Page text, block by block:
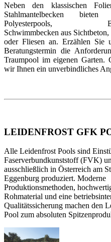
Neben den klassischen
Stahlmantelbecken
Polyesterpools,
Schwimmbecken aus
oder Fliesen an. Erzählen Sie
Beratungstermin die
Traumpool im eigenen Garten.
wir Ihnen ein unverbindliches
LEIDENFROST GFK
Alle Leidenfrost Pools sind
Faserverbundkunststoff (FVK)
ausschließlich in Österreich am
Eggenburg produziert. Moderne
Produktionsmethoden,
Rohmaterial und eine
Qualitätssicherung machen den
Pool zum absoluten